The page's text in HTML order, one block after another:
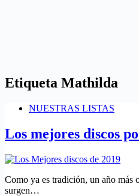
Etiqueta Mathilda
NUESTRAS LISTAS
Los mejores discos
Como ya es tradición, un año más
surgen…